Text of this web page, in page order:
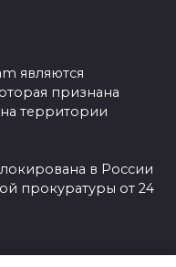
являются
признана
территории
в России
прокуратуры от 24